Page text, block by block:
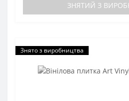
ЗНЯТИЙ З
Знято з виробництва